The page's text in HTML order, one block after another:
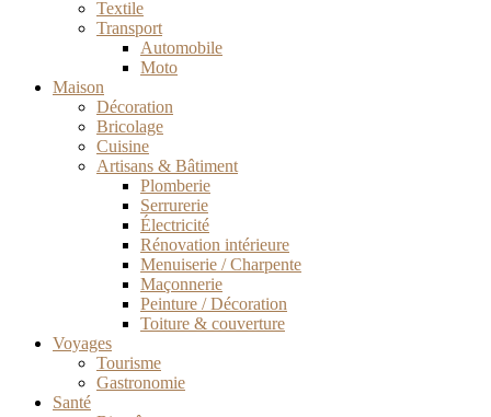
Textile
Transport
Automobile
Moto
Maison
Décoration
Bricolage
Cuisine
Artisans & Bâtiment
Plomberie
Serrurerie
Électricité
Rénovation intérieure
Menuiserie / Charpente
Maçonnerie
Peinture / Décoration
Toiture & couverture
Voyages
Tourisme
Gastronomie
Santé